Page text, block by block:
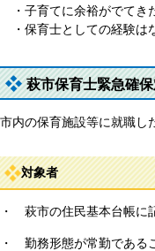
・子育てに余裕がでてき
・保育士としての経験は
萩市保育士緊急確
市内の保育施設等に就職し
対象者
・ 萩市の住民基本台帳に
・ 勤務形態が常勤である